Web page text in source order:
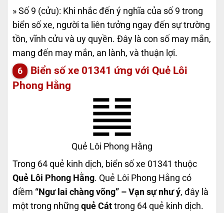
» Số 9 (cửu): Khi nhắc đến ý nghĩa của số 9 trong
biển số xe, người ta liên tưởng ngay đến sự trường
tồn, vĩnh cửu và uy quyền. Đây là con số may mắn,
mang đến may mắn, an lành, và thuận lợi.
Biển số xe 01341 ứng với Quẻ Lôi
Phong Hằng
Quẻ Lôi Phong Hằng
Trong 64 quẻ kinh dịch, biển số xe 01341 thuộc
Quẻ Lôi Phong Hằng. Quẻ Lôi Phong Hằng có
điềm “Ngư lai chàng võng” – Vạn sự như ý, đây là
một trong những quẻ Cát trong 64 quẻ kinh dịch.